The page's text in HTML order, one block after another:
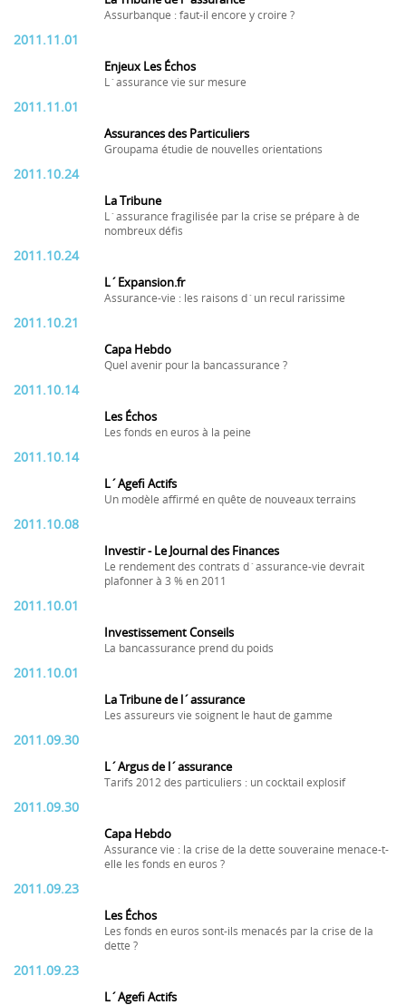
Assurbanque : faut-il encore y croire ?
2011.11.01
Enjeux Les Échos
L´assurance vie sur mesure
2011.11.01
Assurances des Particuliers
Groupama étudie de nouvelles orientations
2011.10.24
La Tribune
L´assurance fragilisée par la crise se prépare à de
nombreux défis
2011.10.24
L´Expansion.fr
Assurance-vie : les raisons d´un recul rarissime
2011.10.21
Capa Hebdo
Quel avenir pour la bancassurance ?
2011.10.14
Les Échos
Les fonds en euros à la peine
2011.10.14
L´Agefi Actifs
Un modèle affirmé en quête de nouveaux terrains
2011.10.08
Investir - Le Journal des Finances
Le rendement des contrats d´assurance-vie devrait
plafonner à 3 % en 2011
2011.10.01
Investissement Conseils
La bancassurance prend du poids
2011.10.01
La Tribune de l´assurance
Les assureurs vie soignent le haut de gamme
2011.09.30
L´Argus de l´assurance
Tarifs 2012 des particuliers : un cocktail explosif
2011.09.30
Capa Hebdo
Assurance vie : la crise de la dette souveraine menace-t-
elle les fonds en euros ?
2011.09.23
Les Échos
Les fonds en euros sont-ils menacés par la crise de la
dette ?
2011.09.23
L´Agefi Actifs